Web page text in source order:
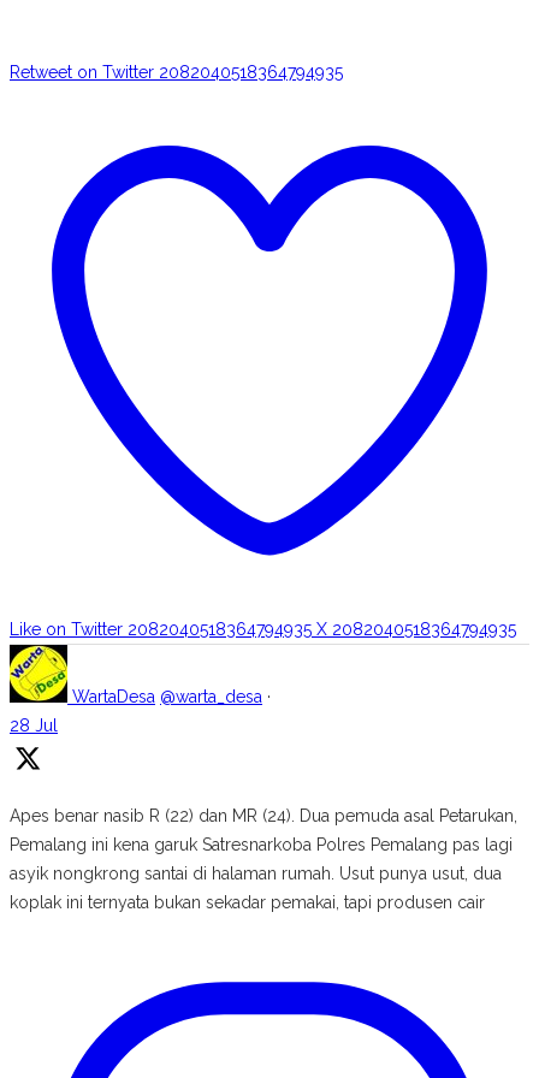
Retweet on Twitter 2082040518364794935
Like on Twitter 2082040518364794935 X 2082040518364794935
WartaDesa @warta_desa ·
28 Jul
Apes benar nasib R (22) dan MR (24). Dua pemuda asal Petarukan,
Pemalang ini kena garuk Satresnarkoba Polres Pemalang pas lagi
asyik nongkrong santai di halaman rumah. Usut punya usut, dua
koplak ini ternyata bukan sekadar pemakai, tapi produsen cair